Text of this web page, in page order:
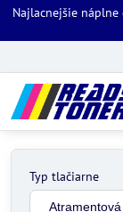
Najlacnejšie náplne
Typ tlačiarne